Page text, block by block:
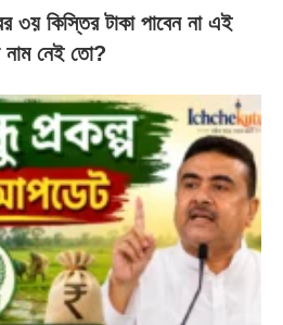
৩য় কিস্তির টাকা পাবেন না এই
নাম নেই তো?